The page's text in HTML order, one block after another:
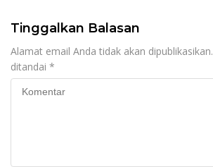
Tinggalkan Balasan
Alamat email Anda tidak akan dipublikasikan.
ditandai *